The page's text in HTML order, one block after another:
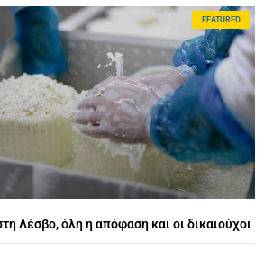
FEATURED
Λέσβο, όλη η απόφαση και οι δικαιούχοι